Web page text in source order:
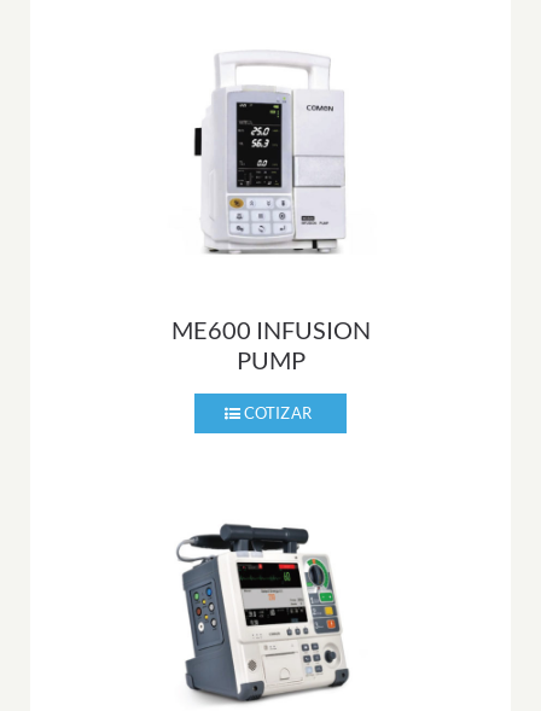
ME600 INFUSION
PUMP